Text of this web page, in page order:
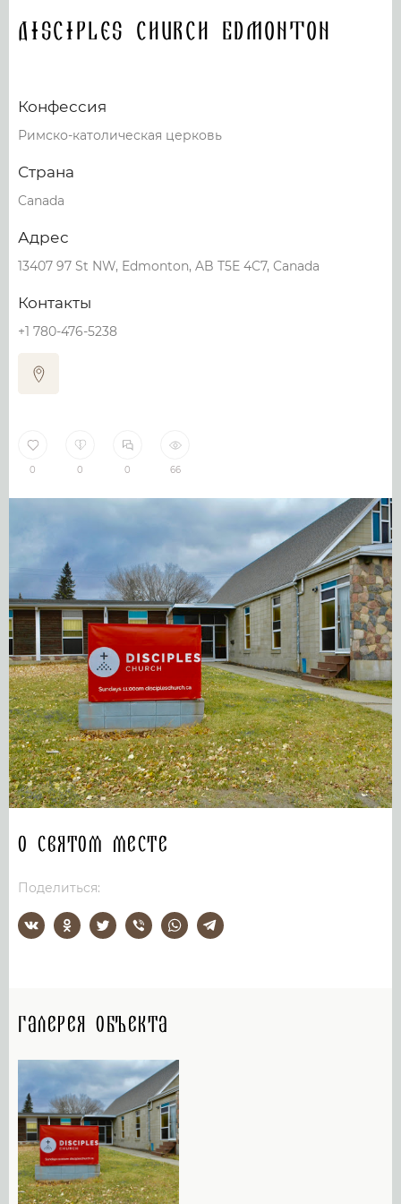
Disciples Church Edmonton
Конфессия
Римско-католическая церковь
Страна
Canada
Адрес
13407 97 St NW, Edmonton, AB T5E 4C7, Canada
Контакты
+1 780-476-5238
0 0 0 66
О святом месте
Поделиться:
Галерея объекта